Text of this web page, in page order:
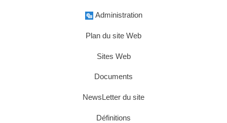
Administration
Plan du site Web
Sites Web
Documents
NewsLetter du site
Définitions